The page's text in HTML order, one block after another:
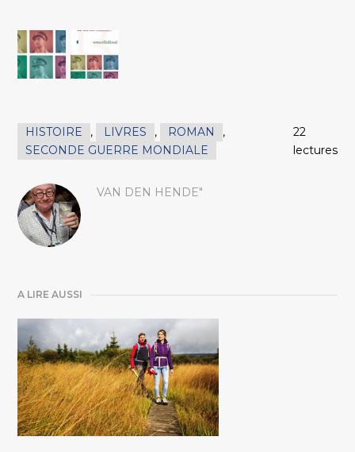
HISTOIRE , LIVRES , ROMAN
,
SECONDE GUERRE MONDIALE
22
lectures
VAN DEN HENDE"
A LIRE AUSSI